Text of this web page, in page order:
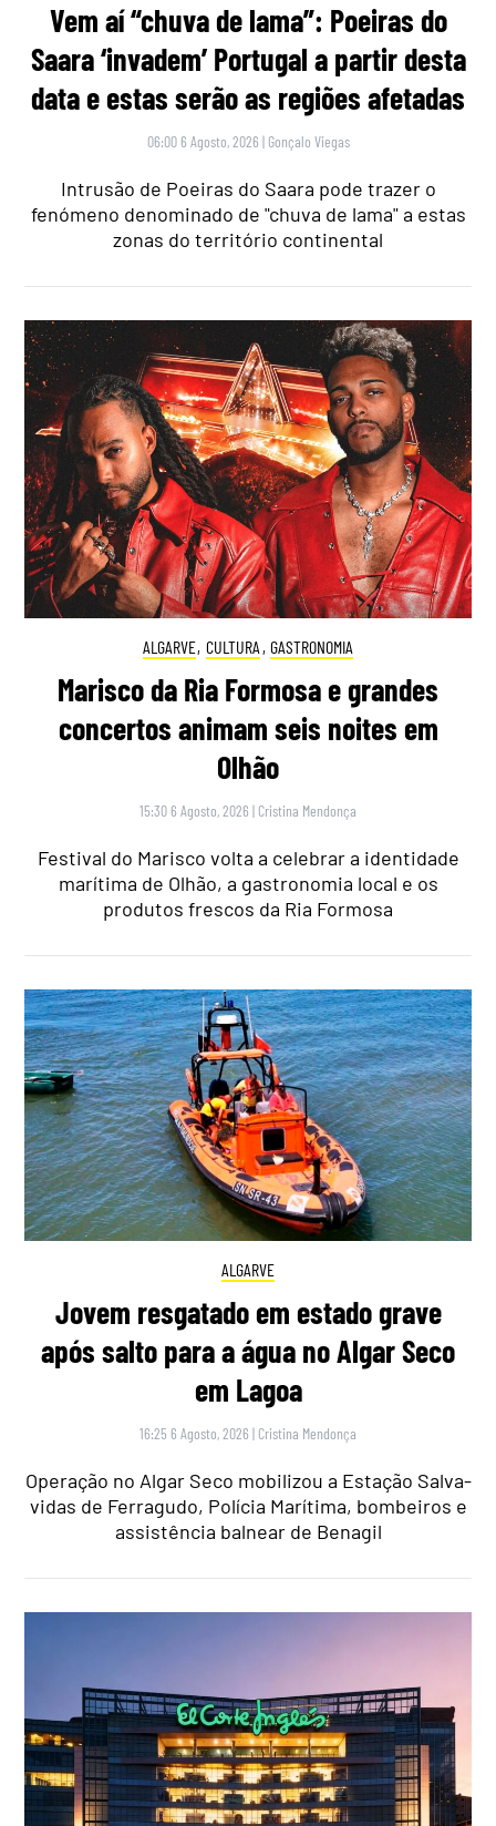
Vem aí “chuva de lama”: Poeiras do
Saara ‘invadem’ Portugal a partir desta
data e estas serão as regiões afetadas
06:00 6 Agosto, 2026 | Gonçalo Viegas
Intrusão de Poeiras do Saara pode trazer o
fenómeno denominado de "chuva de lama" a estas
zonas do território continental
ALGARVE, CULTURA , GASTRONOMIA
Marisco da Ria Formosa e grandes
concertos animam seis noites em
Olhão
15:30 6 Agosto, 2026 | Cristina Mendonça
Festival do Marisco volta a celebrar a identidade
marítima de Olhão, a gastronomia local e os
produtos frescos da Ria Formosa
ALGARVE
Jovem resgatado em estado grave
após salto para a água no Algar Seco
em Lagoa
16:25 6 Agosto, 2026 | Cristina Mendonça
Operação no Algar Seco mobilizou a Estação Salva-
vidas de Ferragudo, Polícia Marítima, bombeiros e
assistência balnear de Benagil